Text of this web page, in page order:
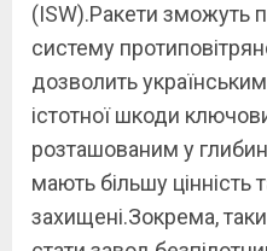
(ISW).Ракети зможуть
систему
дозволить
істотної шкоди
розташованим у глибині
мають більшу цінність
захищені.Зокрема,